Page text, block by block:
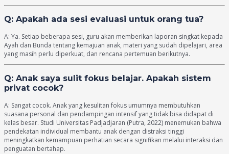
Q: Apakah ada sesi evaluasi untuk orang tua?
A: Ya. Setiap beberapa sesi, guru akan memberikan laporan singkat kepada
Ayah dan Bunda tentang kemajuan anak, materi yang sudah dipelajari, area
yang masih perlu diperkuat, dan rencana pertemuan berikutnya.
Q: Anak saya sulit fokus belajar. Apakah sistem
privat cocok?
A: Sangat cocok. Anak yang kesulitan fokus umumnya membutuhkan
suasana personal dan pendampingan intensif yang tidak bisa didapat di
kelas besar. Studi Universitas Padjadjaran (Putra, 2022) menemukan bahwa
pendekatan individual membantu anak dengan distraksi tinggi
meningkatkan kemampuan perhatian secara signifikan melalui interaksi dan
penguatan bertahap.